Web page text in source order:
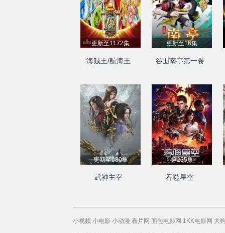
更新至1172集
海贼王/航海王
更新至16集
谷围南亭第一卷
更新至680集
武神主宰
第235集
吞噬星空
小视频 小电影 小动漫 看片网 面包电影网 1KK电影网 大